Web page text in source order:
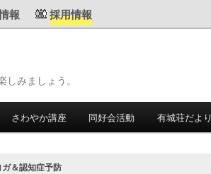
報 採用情報
みましょう。
さわやか講座 同好会活動 有城荘だより
＆認知症予防